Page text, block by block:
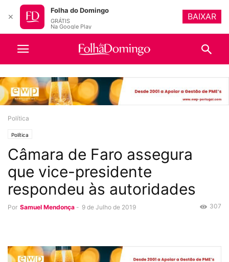
Política
Política
Câmara de Faro assegura
que vice-presidente
respondeu às autoridades
Por Samuel Mendonça - 9 de Julho de 2019 307
✕
Folha do Domingo
GRÁTIS
Na Google Play
BAIXAR